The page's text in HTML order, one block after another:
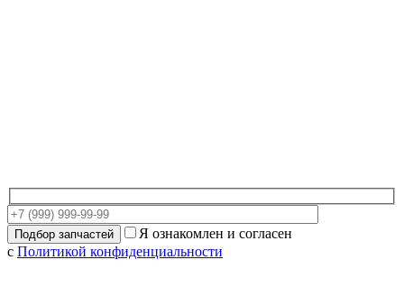
Я ознакомлен и согласен
с Политикой конфиденциальности